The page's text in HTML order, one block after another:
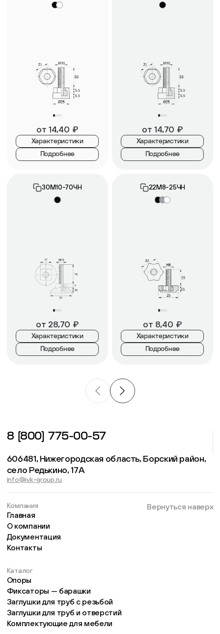
от 14,40 ₽
Характеристики
Подробнее
от 14,70 ₽
Характеристики
Подробнее
30М10-70ЧН
от 28,70 ₽
Характеристики
Подробнее
22М8-25ЧН
от 8,40 ₽
Характеристики
Подробнее
8 (800) 775-00-57
606481, Нижегородская область, Борский район,
село Редькино, 17А
info@ivk-group.ru
Компания
Главная
О компании
Документация
Контакты
Каталог
Опоры
Фиксаторы — барашки
Заглушки для труб с резьбой
Заглушки для труб и отверстий
Комплектующие для мебели
Вернуться наверх